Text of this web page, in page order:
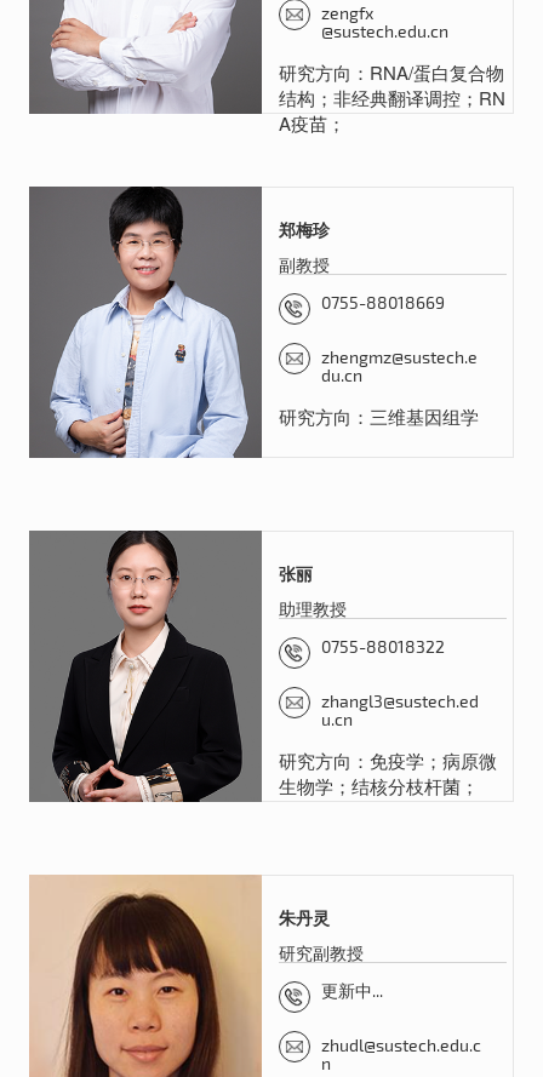
zengfx
@sustech.edu.cn
研究方向：RNA/蛋白复合物
结构；非经典翻译调控；RN
A疫苗；
郑梅珍
副教授
0755-88018669
zhengmz@sustech.e
du.cn
研究方向：三维基因组学
张丽
助理教授
0755-88018322
zhangl3@sustech.ed
u.cn
研究方向：免疫学；病原微
生物学；结核分枝杆菌；
朱丹灵
研究副教授
更新中...
zhudl@sustech.edu.c
n